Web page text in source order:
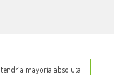
mayoría absoluta